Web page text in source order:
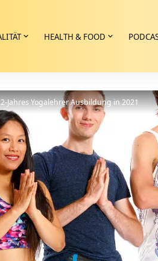
HEALTH & FOOD
2-Jahres Yogalehrer Ausbildung in 2021